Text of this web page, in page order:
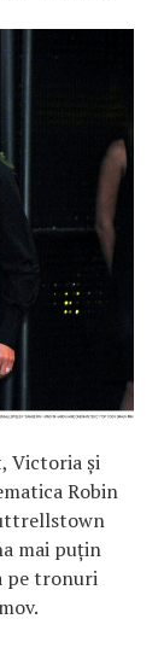
Victoria și
Robin
mai puțin
pe tronuri